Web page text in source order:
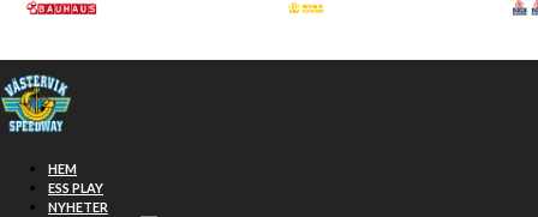
Hoppa till huvudinnehåll
HEM
ESS PLAY
NYHETER